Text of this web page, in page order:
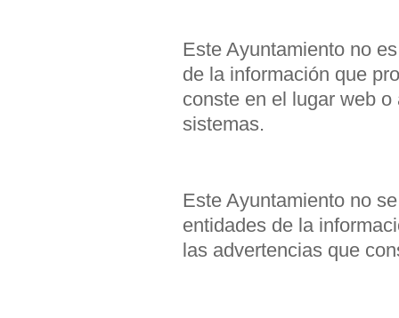
Este Ayuntamiento no
de la información que
conste en el lugar web
sistemas.
Este Ayuntamiento no
entidades de la
las advertencias que